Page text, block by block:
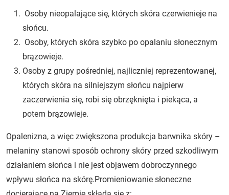
Osoby nieopalające się, których skóra czerwienieje na
słońcu.
Osoby, których skóra szybko po opalaniu słonecznym
brązowieje.
Osoby z grupy pośredniej, najliczniej reprezentowanej,
których skóra na silniejszym słońcu najpierw
zaczerwienia się, robi się obrzęknięta i piekąca, a
potem brązowieje.
Opalenizna, a więc zwiększona produkcja barwnika skóry –
melaniny stanowi sposób ochrony skóry przed szkodliwym
działaniem słońca i nie jest objawem dobroczynnego
wpływu słońca na skórę.Promieniowanie słoneczne